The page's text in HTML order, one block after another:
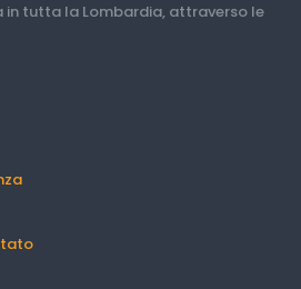
in tutta la Lombardia, attraverso le